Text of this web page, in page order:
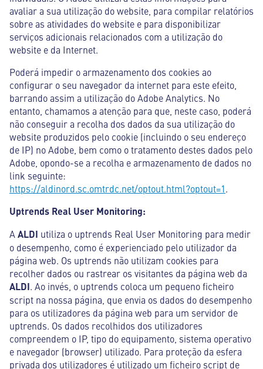
avaliar a sua utilização do website, para compilar relatórios
sobre as atividades do website e para disponibilizar
serviços adicionais relacionados com a utilização do
website e da Internet.
Poderá impedir o armazenamento dos cookies ao
configurar o seu navegador da internet para este efeito,
barrando assim a utilização do Adobe Analytics. No
entanto, chamamos a atenção para que, neste caso, poderá
não conseguir a recolha dos dados da sua utilização do
website produzidos pelo cookie (incluindo o seu endereço
de IP) no Adobe, bem como o tratamento destes dados pelo
Adobe, opondo-se a recolha e armazenamento de dados no
link seguinte:
https://aldinord.sc.omtrdc.net/optout.html?optout=1.
Uptrends Real User Monitoring:
A ALDI utiliza o uptrends Real User Monitoring para medir
o desempenho, como é experienciado pelo utilizador da
página web. Os uptrends não utilizam cookies para
recolher dados ou rastrear os visitantes da página web da
ALDI. Ao invés, o uptrends coloca um pequeno ficheiro
script na nossa página, que envia os dados do desempenho
para os utilizadores da página web para um servidor de
uptrends. Os dados recolhidos dos utilizadores
compreendem o IP, tipo do equipamento, sistema operativo
e navegador (browser) utilizado. Para proteção da esfera
privada dos utilizadores é utilizado um ficheiro script de